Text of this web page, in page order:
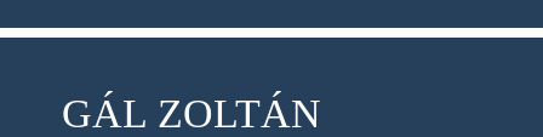
GÁL ZOLTÁN